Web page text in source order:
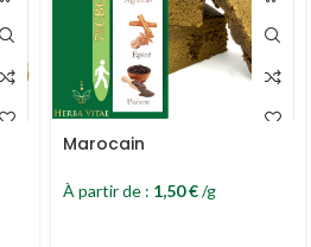
Marocain
À partir de : 1,50€/g